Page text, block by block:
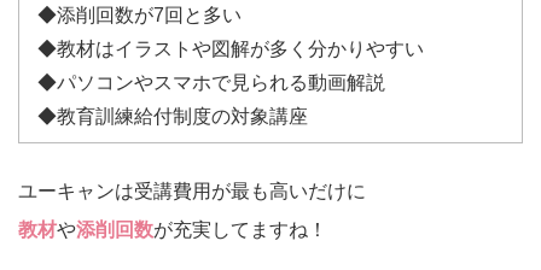
◆添削回数が7回と多い
◆教材はイラストや図解が多く分かりやすい
◆パソコンやスマホで見られる動画解説
◆教育訓練給付制度の対象講座
ユーキャンは受講費用が最も高いだけに
教材や添削回数が充実してますね！